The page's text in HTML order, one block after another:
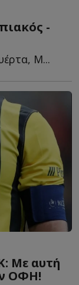
-
Μ...
Με αυτή
ΟΦΗ!